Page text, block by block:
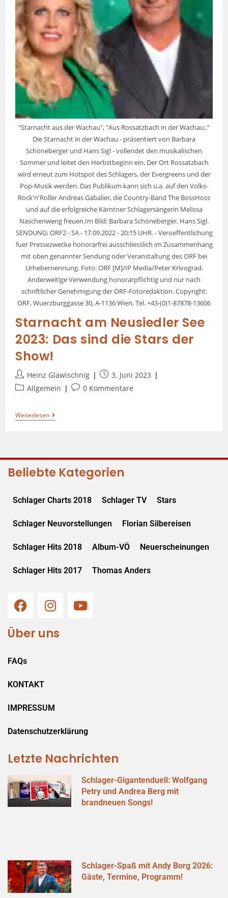
"Starnacht aus der Wachau", "Aus Rossatzbach in der Wachau:."
Die Starnacht in der Wachau - präsentiert von Barbara
Schöneberger und Hans Sigl - vollendet den musikalischen
Sommer und leitet den Herbstbeginn ein. Der Ort Rossatzbach
wird erneut zum Hotspot des Schlagers, der Evergreens und der
Pop-Musik werden. Das Publikum kann sich u.a. auf den Volks-
Rock'n'Roller Andreas Gabalier, die Country-Band The BossHoss
und auf die erfolgreiche Kärntner Schlagersängerin Melissa
Naschenweng freuen.Im Bild: Barbara Schöneberger, Hans Sigl.
SENDUNG: ORF2 - SA - 17.09.2022 - 20:15 UHR. - Veroeffentlichung
fuer Pressezwecke honorarfrei ausschliesslich im Zusammenhang
mit oben genannter Sendung oder Veranstaltung des ORF bei
Urhebernennung. Foto: ORF [M]/IP Media/Peter Krivograd.
Anderweitige Verwendung honorarpflichtig und nur nach
schriftlicher Genehmigung der ORF-Fotoredaktion. Copyright:
ORF, Wuerzburggasse 30, A-1136 Wien, Tel. +43-(0)1-87878-13606
Starnacht am Neusiedler See
2023: Das sind die Stars der
Show!
Heinz Glawischnig
3. Juni 2023
Allgemein
0 Kommentare
Weiterlesen
Beliebte Kategorien
Schlager Charts 2018 Schlager TV Stars
Schlager Neuvorstellungen Florian Silbereisen
Schlager Hits 2018 Album-VÖ Neuerscheinungen
Schlager Hits 2017 Thomas Anders
Über uns
FAQs
KONTAKT
IMPRESSUM
Datenschutzerklärung
Letzte Nachrichten
Schlager-Gigantenduell: Wolfgang
Petry und Andrea Berg mit
brandneuen Songs!
Schlager-Spaß mit Andy Borg 2026:
Gäste, Termine, Programm!